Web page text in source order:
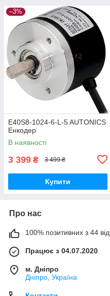
–3%
E40S8-1024-6-L-5 AUTONICS
Енкодер
В наявності
3 399 ₴ 3 499 ₴
Купити
Про нас
100% позитивних з 44
Працює з 04.07.2020
м. Дніпро
Дніпро, Україна